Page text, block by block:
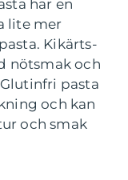
har en
lite mer
Kikärts-
nötsmak och
pasta
och kan
och smak